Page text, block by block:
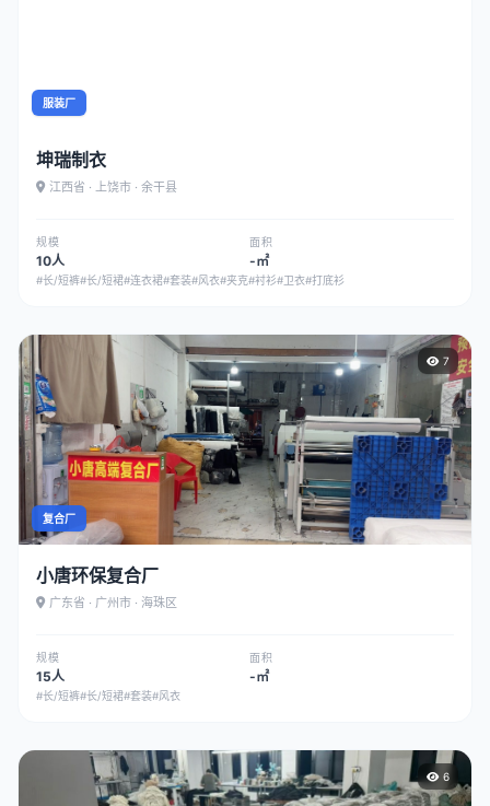
服装厂
坤瑞制衣
江西省 · 上饶市 · 余干县
规模
10人
面积
-㎡
#长/短裤#长/短裙#连衣裙#套装#风衣#夹克#衬衫#卫衣#打底衫
7
复合厂
小唐环保复合厂
广东省 · 广州市 · 海珠区
规模
15人
面积
-㎡
#长/短裤#长/短裙#套装#风衣
6